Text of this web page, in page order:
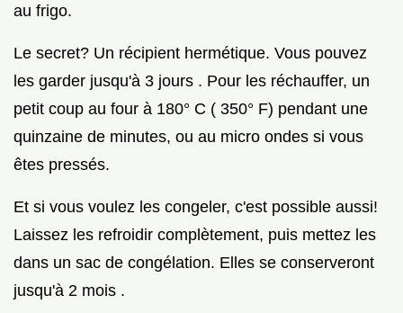
au frigo.
Le secret? Un récipient hermétique. Vous pouvez
les garder jusqu'à 3 jours . Pour les réchauffer, un
petit coup au four à 180° C ( 350° F) pendant une
quinzaine de minutes, ou au micro ondes si vous
êtes pressés.
Et si vous voulez les congeler, c'est possible aussi!
Laissez les refroidir complètement, puis mettez les
dans un sac de congélation. Elles se conserveront
jusqu'à 2 mois .